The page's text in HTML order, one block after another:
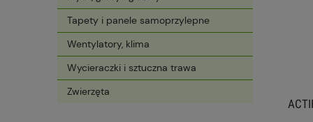
Tapety i panele samoprzylepne
Wentylatory, klima
Wycieraczki i sztuczna trawa
Zwierzęta